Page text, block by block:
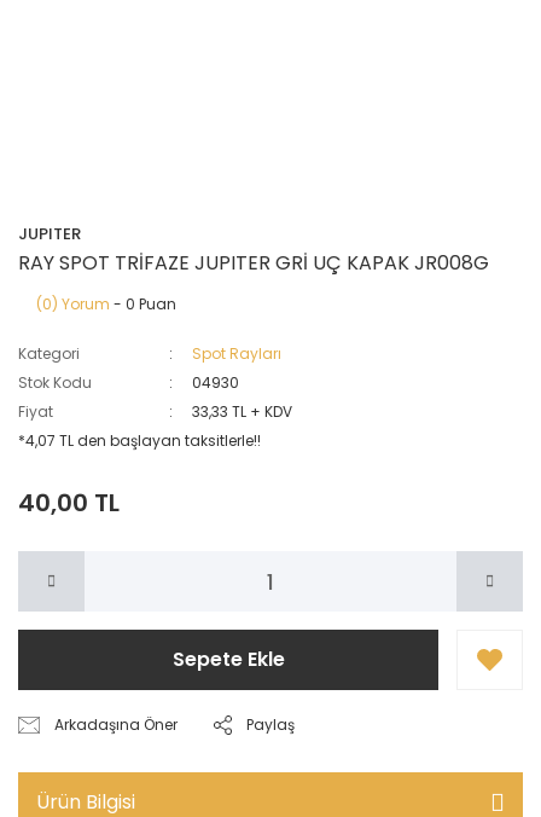
JUPITER
RAY SPOT TRİFAZE JUPITER GRİ UÇ KAPAK JR008G
(0) Yorum - 0 Puan
Kategori
Spot Rayları
Stok Kodu
04930
Fiyat
33,33 TL + KDV
*4,07 TL den başlayan taksitlerle!!
40,00 TL
Sepete Ekle
Arkadaşına Öner Paylaş
Ürün Bilgisi